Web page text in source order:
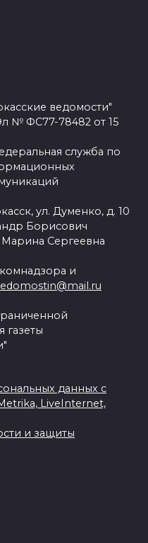
ведомости"
№ ФС77-78482 от 15
служба по
ул. Думенко, д. 10
Борисович
Марина Сергеевна
и
газеты
данных с
LiveInternet,
и защиты